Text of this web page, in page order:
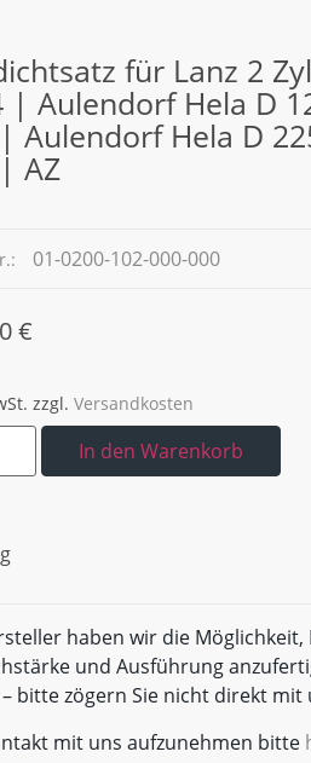
für Lanz 2
| Aulendorf Hela D
Aulendorf Hela D
AZ
01-0200-102-000-000
€
zzgl. Versandkosten
In den Warenkorb
haben wir die Möglichkeit,
und Ausführung
bitte zögern Sie nicht direkt
mit uns aufzunehmen bitte